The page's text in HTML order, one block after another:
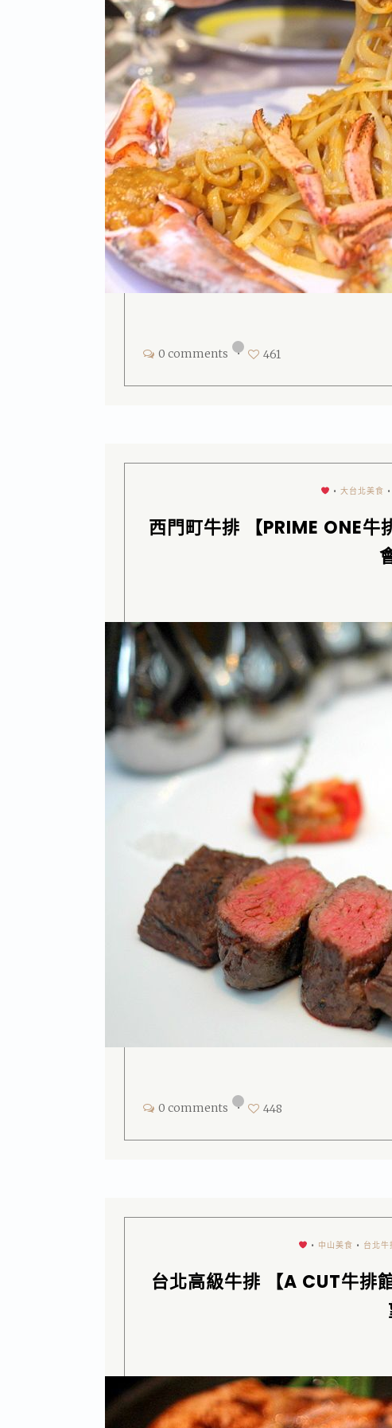
0 comments • 461
•大台北美食
西門町牛排 【PRIME ONE
0 comments • 448
• 中山美食 • 台北牛
台北高級牛排 【A CUT牛排